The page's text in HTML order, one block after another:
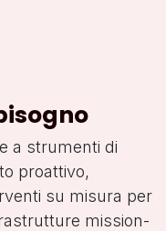
a strumenti di
proattivo,
su misura per
mission-